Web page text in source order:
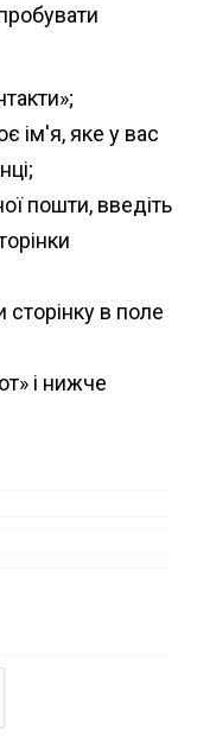
ім'я, яке у вас
пошти, введіть
сторінку в поле
і нижче